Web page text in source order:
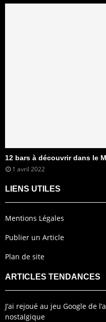
12 bars à découvrir dans le
1 avril 2022
LIENS UTILES
Mentions Légales
Publier un Article
Plan de site
ARTICLES TENDANCES
J’ai rejoué au jeu Google de
nostalgique